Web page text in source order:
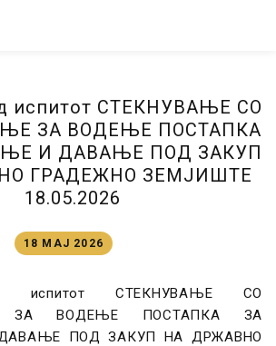
испитот СТЕКНУВАЊЕ СО
ЗА ВОДЕЊЕ ПОСТАПКА
И ДАВАЊЕ ПОД ЗАКУП
ГРАДЕЖНО ЗЕМЈИШТЕ
18.05.2026
18 МАЈ 2026
испитот СТЕКНУВАЊЕ СО
ЗА ВОДЕЊЕ ПОСТАПКА ЗА
ПОД ЗАКУП НА ДРЖАВНО